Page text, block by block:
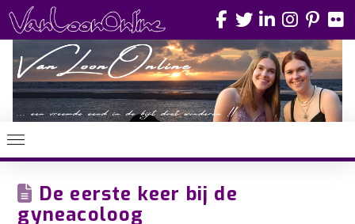
De eerste keer bij de
gyneacoloog